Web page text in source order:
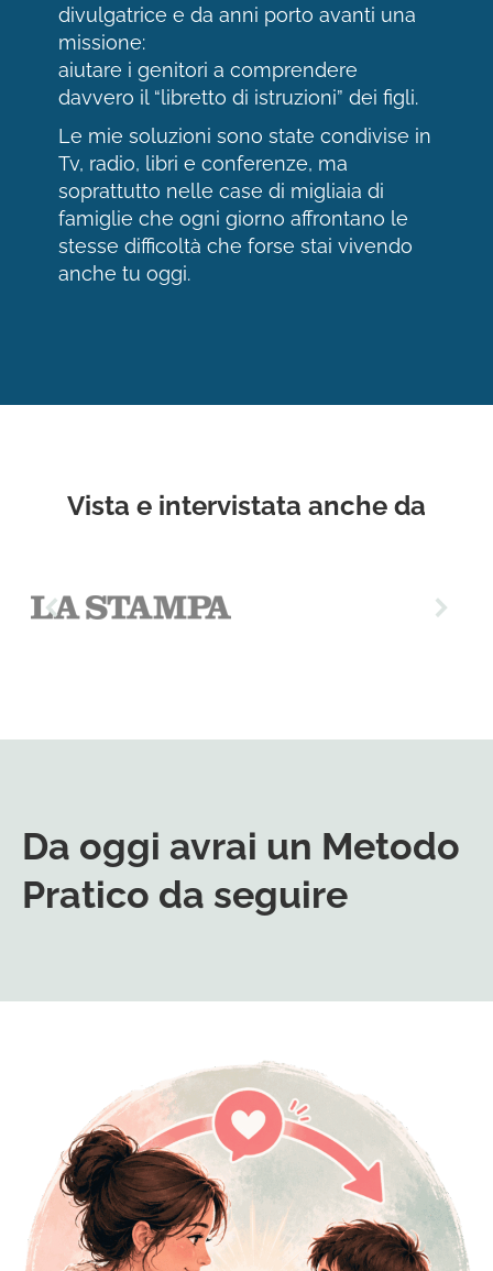
divulgatrice e da anni porto avanti una
missione:
aiutare i genitori a comprendere
davvero il “libretto di istruzioni” dei figli.
Le mie soluzioni sono state condivise in
Tv, radio, libri e conferenze, ma
soprattutto nelle case di migliaia di
famiglie che ogni giorno affrontano le
stesse difficoltà che forse stai vivendo
anche tu oggi.
Vista e intervistata anche da
Da oggi avrai un Metodo
Pratico da seguire